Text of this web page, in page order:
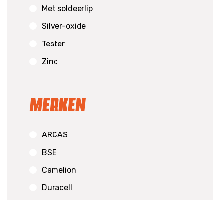
Met soldeerlip
Silver-oxide
Tester
Zinc
Merken
ARCAS
BSE
Camelion
Duracell